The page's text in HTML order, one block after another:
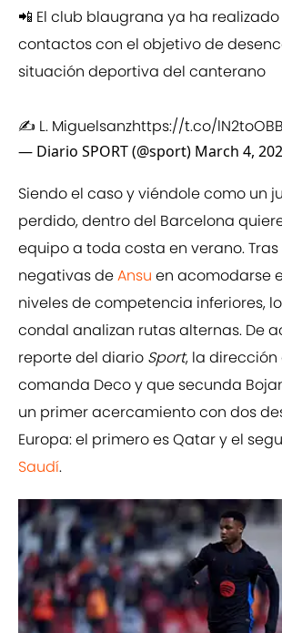
📲 El club blaugrana ya ha
contactos con el objetivo de
situación deportiva del canterano
✍️ L. Miguelsanzhttps://t.co/
— Diario SPORT (@sport) March 4,
Siendo el caso y viéndole como un
perdido, dentro del Barcelona
equipo a toda costa en verano.
negativas deAnsu en acomodarse
niveles de competencia inferiores,
condal analizan rutas alternas. De
reporte del diario Sport, la
comanda Deco y que secunda
un primer acercamiento con dos
Europa: el primero es Qatar y el
Saudí.